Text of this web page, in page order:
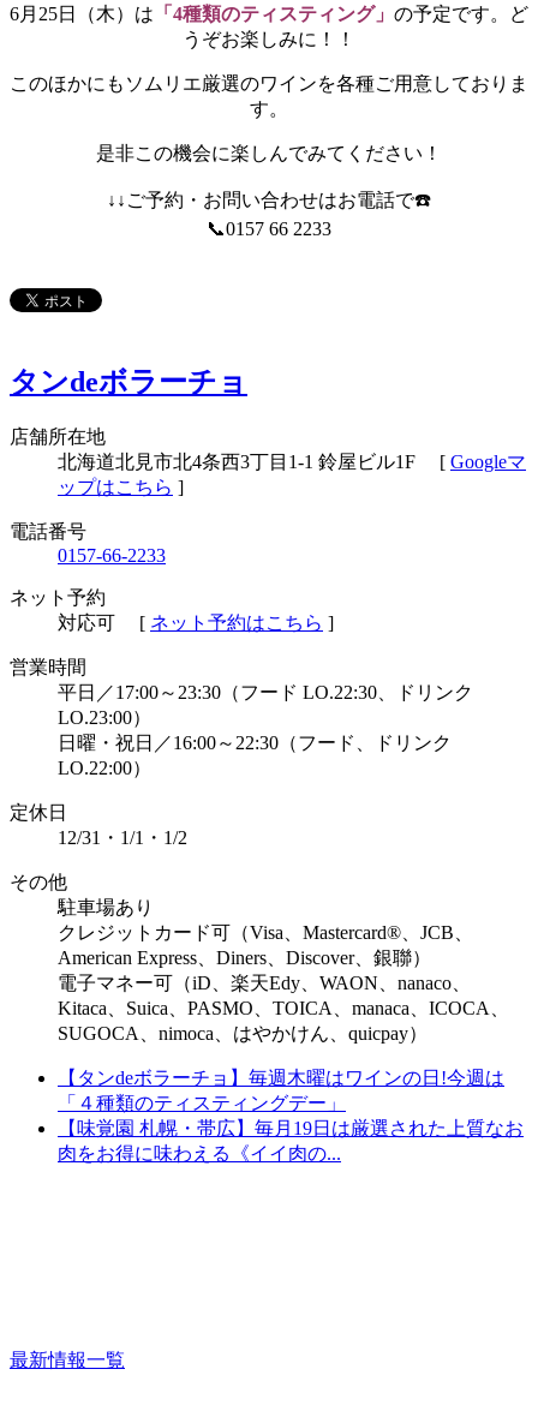
6月25日（木）は 「4種類のティスティング」 の予定です。ど
うぞお楽しみに！！
このほかにもソムリエ厳選のワインを各種ご用意しておりま
す。
是非この機会に楽しんでみてください！
↓↓ご予約・お問い合わせはお電話で☎️
📞0157 66 2233
タンdeボラーチョ
店舗所在地
北海道北見市北4条西3丁目1-1 鈴屋ビル1F
[ Googleマ
ップはこちら ]
電話番号
0157-66-2233
ネット予約
対応可
[ ネット予約はこちら ]
営業時間
平日／17:00～23:30（フード LO.22:30、ドリンク
LO.23:00）
日曜・祝日／16:00～22:30（フード、ドリンク
LO.22:00）
定休⽇
12/31・1/1・1/2
その他
駐車場あり
クレジットカード可（Visa、Mastercard®、JCB、
American Express、Diners、Discover、銀聯）
電子マネー可（iD、楽天Edy、WAON、nanaco、
Kitaca、Suica、PASMO、TOICA、manaca、ICOCA、
SUGOCA、nimoca、はやかけん、quicpay）
【タンdeボラーチョ】毎週木曜はワインの日!今週は
「４種類のティスティングデー」
【味覚園 札幌・帯広】毎月19日は厳選された上質なお
肉をお得に味わえる《イイ肉の...
最新情報一覧